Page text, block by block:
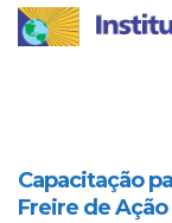
Capacitação
Freire de Ação